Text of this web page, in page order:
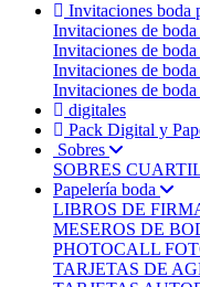
Invitaciones boda
Invitaciones de boda
Invitaciones de boda
Invitaciones de
Invitaciones de boda
digitales
Pack Digital y
Sobres
SOBRES
Papelería boda
LIBROS DE
MESEROS DE
PHOTOCALL
TARJETAS DE